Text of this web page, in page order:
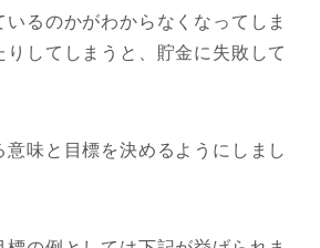
るのかがわからなくなってしま
りしてしまうと、貯金に失敗して
意味と目標を決めるようにしまし